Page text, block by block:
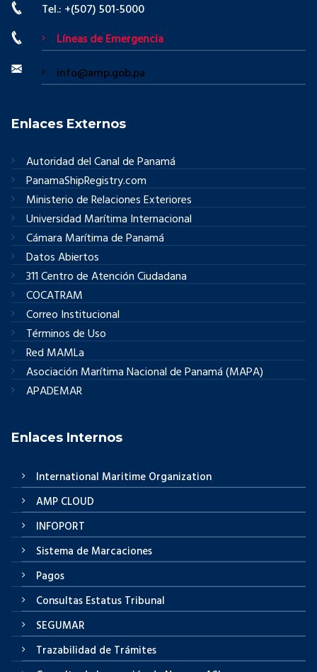
Tel.: +(507) 501-5000
Líneas de Emergencia
info@amp.gob.pa
Enlaces Externos
Autoridad del Canal de Panamá
PanamaShipRegistry.com
Ministerio de Relaciones Exteriores
Universidad Marítima Internacional
Cámara Marítima de Panamá
Datos Abiertos
311 Centro de Atención Ciudadana
COCATRAM
Correo Institucional
Términos de Uso
Red MAMLa
Asociación Marítima Nacional de Panamá (MAPA)
APADEMAR
Enlaces Internos
International Maritime Organization
AMP CLOUD
INFOPORT
Sistema de Marcaciones
Pagos
Consultas Estatus Tribunal
SEGUMAR
Trazabilidad de Trámites